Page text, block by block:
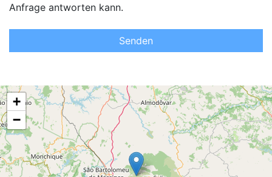
Anfrage antworten kann.
Senden
+
−